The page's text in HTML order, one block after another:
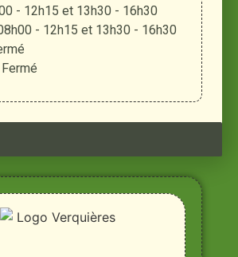
- 12h15 et 13h30 - 16h30
- 12h15 et 13h30 - 16h30